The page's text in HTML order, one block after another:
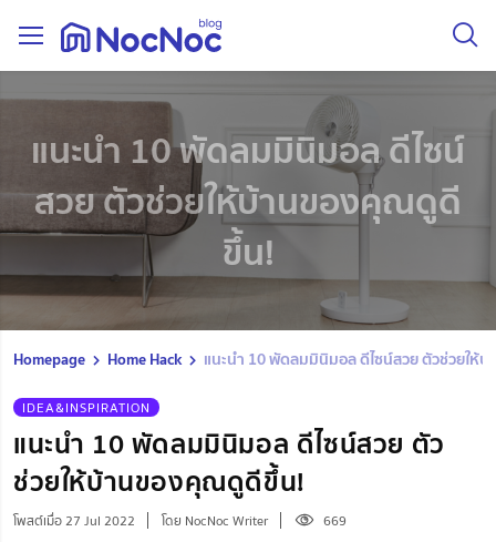
แนะนำ 10 พัดลมมินิมอล ดีไซน์
สวย ตัวช่วยให้บ้านของคุณดูดี
ขึ้น!
Homepage Home Hack แนะนำ 10 พัดลมมินิมอล ดีไซน์สวย ตัวช่วยใ
IDEA&INSPIRATION
แนะนำ 10 พัดลมมินิมอล ดีไซน์สวย ตัว
ช่วยให้บ้านของคุณดูดีขึ้น!
โพสต์เมื่อ 27 Jul 2022 โดย NocNoc Writer 669